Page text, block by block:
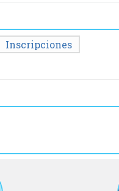
Inscripciones